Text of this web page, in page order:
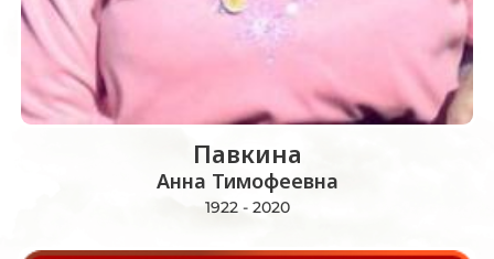
Павкина
Анна Тимофеевна
1922 - 2020